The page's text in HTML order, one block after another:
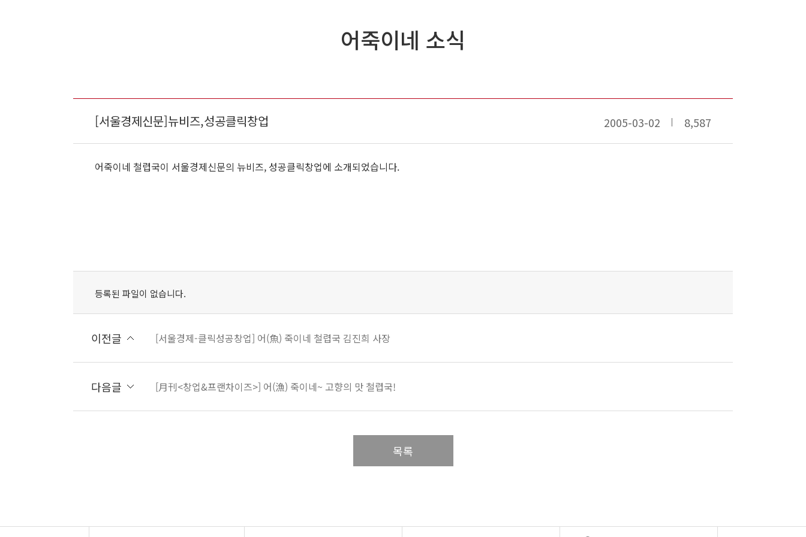
어죽이네 소식
[서울경제신문]뉴비즈,성공클릭창업 2005-03-02 8,587
어죽이네 철렵국이 서울경제신문의 뉴비즈, 성공클릭창업에 소개되었습니다.
등록된 파일이 없습니다.
이전글 [서울경제-클릭성공창업] 어(魚) 죽이네 철렵국 김진희 사장
다음글 [月刊<창업&프랜차이즈>] 어(漁) 죽이네~ 고향의 맛 철렵국!
목록